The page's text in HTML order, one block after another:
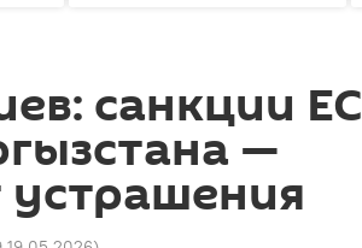
санкции ЕС
—